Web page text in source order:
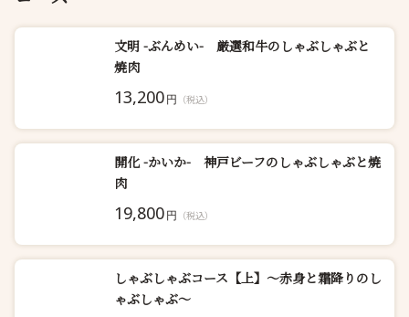
文明 -ぶんめい- 厳選和牛のしゃぶしゃぶと
焼肉
13,200円 （税込）
開化 -かいか- 神戸ビーフのしゃぶしゃぶと焼
肉
19,800円 （税込）
しゃぶしゃぶコース【上】〜赤身と霜降りのし
ゃぶしゃぶ〜